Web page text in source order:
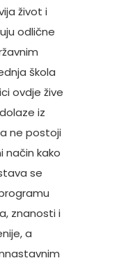
život i
odlične
škola
ovdje žive
iz
ne postoji
način kako
se
znanosti i
a